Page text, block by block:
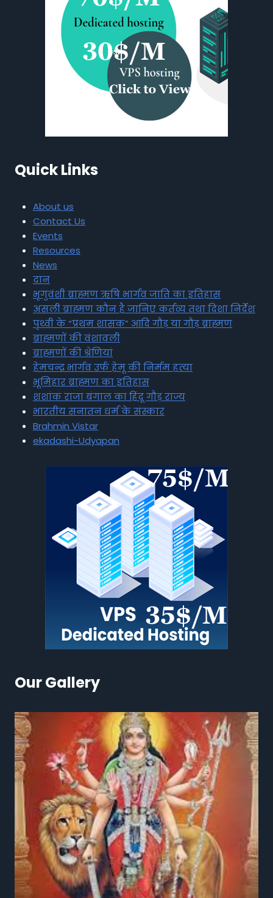
Quick Links
About us
Contact Us
Events
Resources
News
दान
भृगुवंशी ब्राह्मण ऋषि भार्गव जाति का इतिहास
असली ब्राह्मण कौन है जानिए कर्तव्य तथा दिशा निर्देश
पृथ्वी के “प्रथम शासक” आदि गौड़ या गौड़ ब्राह्मण
ब्राह्मणों की वंशावली
ब्राह्मणों की श्रेणियां
हेमचन्द्र भार्गव उर्फ हेमू की निर्मम हत्या
भूमिहार ब्राह्मण का इतिहास
शशांक राजा बंगाल का हिंदू गौड़ राज्य
भारतीय सनातन धर्म के संस्कार
Brahmin Vistar
ekadashi-Udyapan
Our Gallery